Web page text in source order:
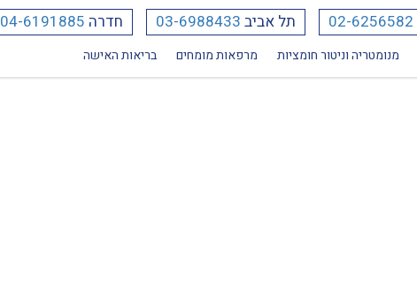
חדרה 04-6191885 תל אביב 03-6988433 02-6256582
מנומטריה וניטור חומציות מרפאות מומחים בריאות האישה